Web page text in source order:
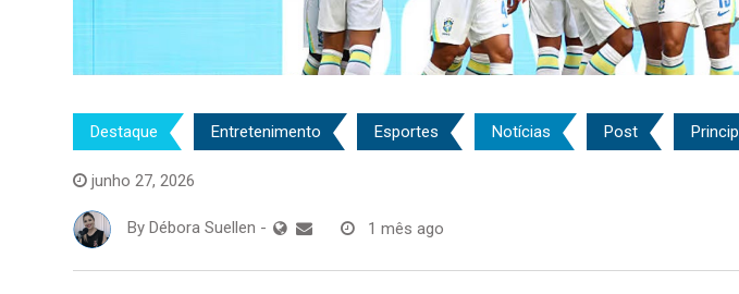
Destaque Entretenimento Esportes Notícias Post
junho 27, 2026
By Débora Suellen - 1 mês ago